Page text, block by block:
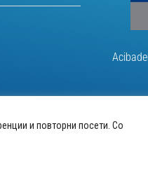
и повторни посети. Со